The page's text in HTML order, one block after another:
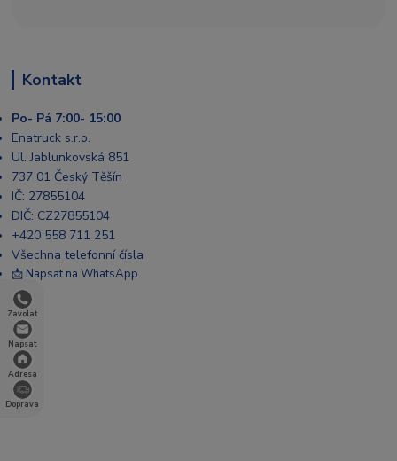
Zavolat
Napsat
Adresa
Doprava
Kontakt
Po- Pá 7:00- 15:00
Enatruck s.r.o.
Ul. Jablunkovská 851
737 01 Český Těšín
IČ: 27855104
DIČ: CZ27855104
+420 558 711 251
Všechna telefonní čísla
📩 Napsat na WhatsApp